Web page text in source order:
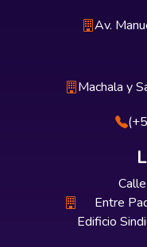
Av.
Machala y
Entre
Edificio